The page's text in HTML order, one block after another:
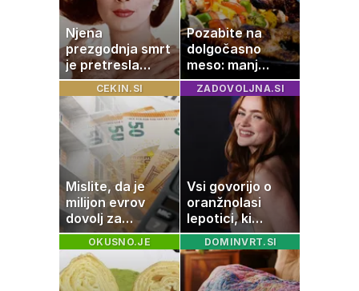
Njena
prezgodnja smrt
je pretresla
modni svet: za
slavo se je
skrivala
tragedija
Pozabite na
dolgočasno
meso: manj
maščobe, več
svežine
CEKIN.SI
Mislite, da je
milijon evrov
dovolj za
sanjsko
stanovanje? Te
številke so
šokirale Evropo
ZADOVOLJNA.SI
Vsi govorijo o
oranžnolasi
lepotici, ki
navdušuje s
skrivnostno
vlogo
OKUSNO.JE DOMINVRT.SI